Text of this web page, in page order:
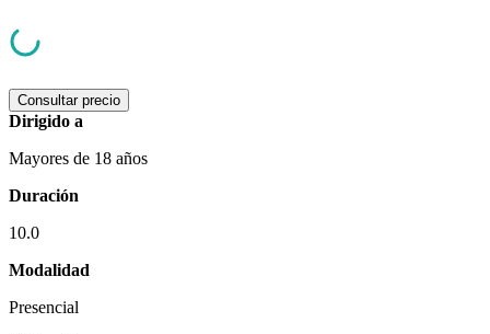
Consultar precio
Dirigido a
Mayores de 18 años
Duración
10.0
Modalidad
Presencial